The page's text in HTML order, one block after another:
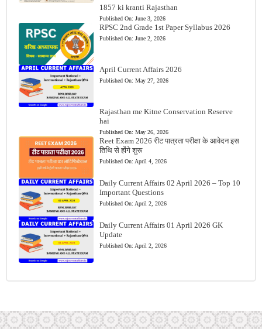
1857 ki kranti Rajasthan
Published On: June 3, 2026
RPSC 2nd Grade 1st Paper Syllabus 2026
Published On: June 2, 2026
April Current Affairs 2026
Published On: May 27, 2026
Rajasthan me Kitne Conservation Reserve
hai
Published On: May 26, 2026
Reet Exam 2026 रीट पात्रता परीक्षा के आवेदन इस
तिथि से होंगे शुरू
Published On: April 4, 2026
Daily Current Affairs 02 April 2026 – Top 10
Important Questions
Published On: April 2, 2026
Daily Current Affairs 01 April 2026 GK
Update
Published On: April 2, 2026